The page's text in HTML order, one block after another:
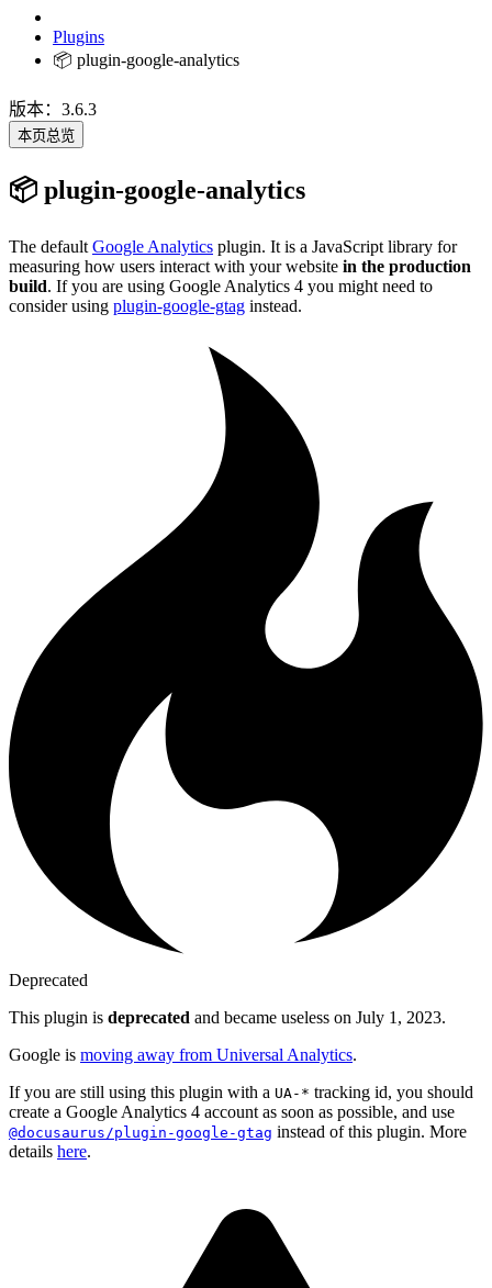
Plugins
📦 plugin-google-analytics
版本：3.6.3
本页总览
📦 plugin-google-analytics
The default Google Analytics plugin. It is a JavaScript library for
measuring how users interact with your website in the production
build. If you are using Google Analytics 4 you might need to
consider using plugin-google-gtag instead.
Deprecated
This plugin is deprecated and became useless on July 1, 2023.
Google is moving away from Universal Analytics.
If you are still using this plugin with a UA-* tracking id, you should
create a Google Analytics 4 account as soon as possible, and use
@docusaurus/plugin-google-gtag instead of this plugin. More
details here.